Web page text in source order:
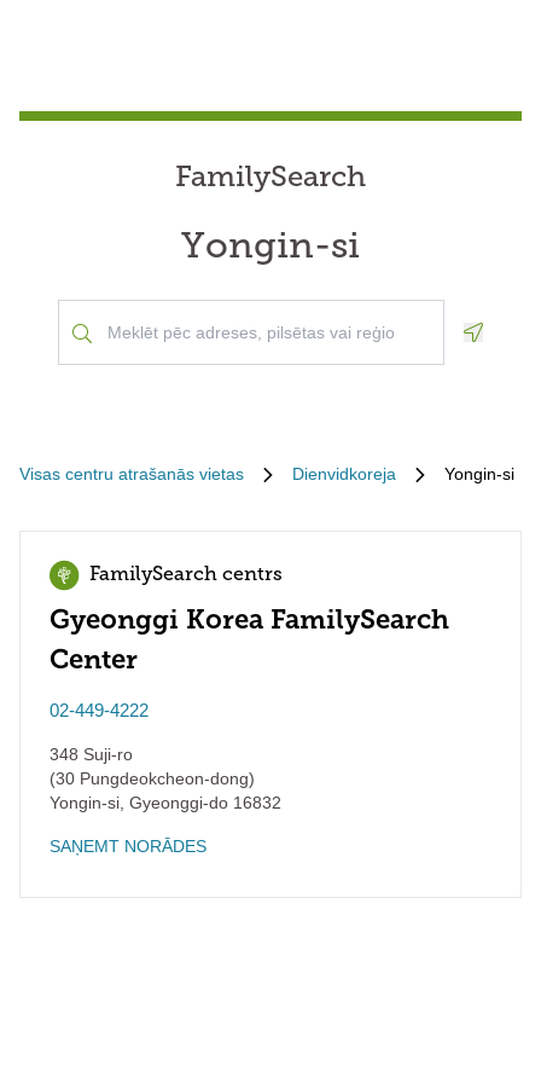
FamilySearch
Yongin-si
Visas centru atrašanās vietas Dienvidkoreja Yongin-si
FamilySearch centrs
Gyeonggi Korea FamilySearch
Center
02-449-4222
348 Suji-ro
(30 Pungdeokcheon-dong)
Yongin-si Gyeonggi-do 16832
SAŅEMT NORĀDES